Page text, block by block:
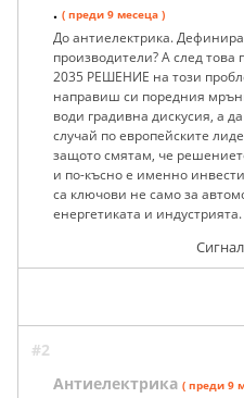
. ( преди 9 месеца )
До антиелектрика.
производители? А след
2035 РЕШЕНИЕ на този
направиш си поредния
води градивна дискусия, а
случай по европейските
защото смятам, че
и по-късно е именно
са ключови не само за
енергетиката и индустрията.
#2
Антиелектрика ( преди 9